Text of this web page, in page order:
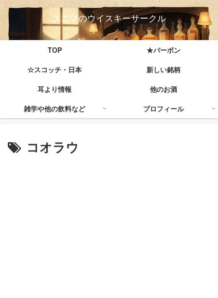
スニフのウイスキーサークル
TOP
★バーボン
☆スコッチ・日本
新しい銘柄
耳より情報
他のお酒
雑学や他の飲料など
プロフィール
コオラウ